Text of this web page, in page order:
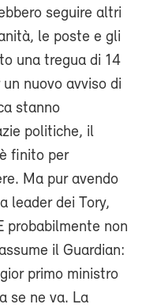
seguire altri
le poste e gli
una tregua di 14
nuovo avviso di
stanno
politiche, il
finito per
Ma pur avendo
leader dei Tory,
probabilmente non
il Guardian:
primo ministro
se ne va. La